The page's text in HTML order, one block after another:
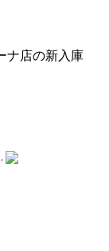
ナ店の新入庫